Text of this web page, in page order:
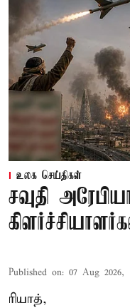
உலக செய்திகள்
சவுதி
Published on: 07 Aug 2026,
ரியாத்,